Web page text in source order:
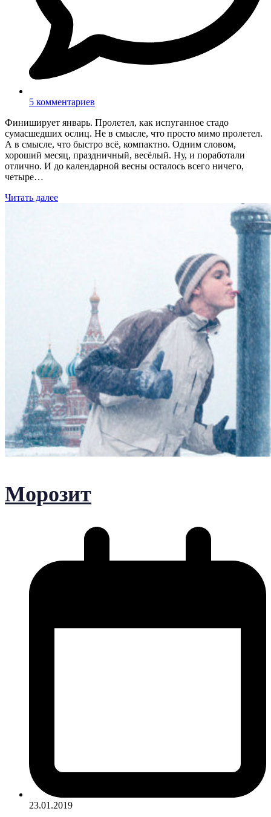
5 комментариев
Финиширует январь. Пролетел, как испуганное стадо
сумасшедших ослиц. Не в смысле, что просто мимо пролетел.
А в смысле, что быстро всё, компактно. Одним словом,
хороший месяц, праздничный, весёлый. Ну, и поработали
отлично. И до календарной весны осталось всего ничего,
четыре…
Читать далее
Морозит
23.01.2019